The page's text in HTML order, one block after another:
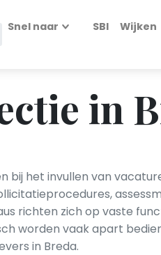
Snel naar SBI Wijken
in
bij het invullen van
richten zich op vaste
worden vaak apart
in Breda.